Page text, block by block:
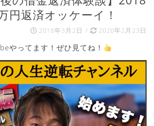
円返済オッケーイ！
2018年3月2日 / 2020年2月23日
やってます！ぜひ見てね！